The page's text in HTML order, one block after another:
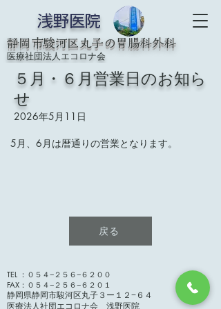
医療社団法人エコロナ会
静岡市駿河区丸子の胃腸科外科
浅野医院
５月・６月営業日のお知ら
せ
2026年5月11日
5月、6月は暦通りの営業となります。
戻る
TEL ：０５４−２５６−６２００
​FAX：０５４−２５６−６２０１
静岡県静岡市駿河区丸子３ー１２−６４
​医療法人社団エコロナ会 浅野医院